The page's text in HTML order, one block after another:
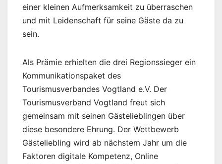
einer kleinen Aufmerksamkeit zu überraschen
und mit Leidenschaft für seine Gäste da zu
sein.
Als Prämie erhielten die drei Regionssieger ein
Kommunikationspaket des
Tourismusverbandes Vogtland e.V. Der
Tourismusverband Vogtland freut sich
gemeinsam mit seinen Gästelieblingen über
diese besondere Ehrung. Der Wettbewerb
Gästeliebling wird ab nächstem Jahr um die
Faktoren digitale Kompetenz, Online